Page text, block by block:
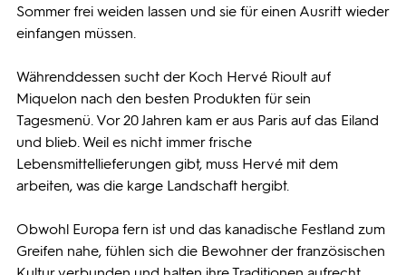
Sommer frei weiden lassen und sie für einen Ausritt wieder
einfangen müssen.
Währenddessen sucht der Koch Hervé Rioult auf
Miquelon nach den besten Produkten für sein
Tagesmenü. Vor 20 Jahren kam er aus Paris auf das Eiland
und blieb. Weil es nicht immer frische
Lebensmittellieferungen gibt, muss Hervé mit dem
arbeiten, was die karge Landschaft hergibt.
Obwohl Europa fern ist und das kanadische Festland zum
Greifen nahe, fühlen sich die Bewohner der französischen